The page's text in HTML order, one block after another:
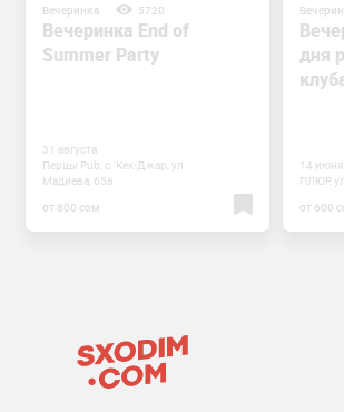
Вечеринка 5720
Вечеринка End of
Summer Party
31 августа
Перцы Pub, с. Кек-Джар, ул.
Мадиева, 65а
от 800 сом
дня
14
ПЛЮР,
от 600